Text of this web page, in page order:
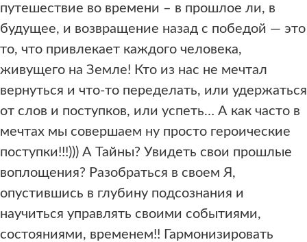
путешествие во времени – в прошлое ли, в
будущее, и возвращение назад с победой — это
то, что привлекает каждого человека,
живущего на Земле! Кто из нас не мечтал
вернуться и что-то переделать, или удержаться
от слов и поступков, или успеть… А как часто в
мечтах мы совершаем ну просто героические
поступки!!!))) А Тайны? Увидеть свои прошлые
воплощения? Разобраться в своем Я,
опустившись в глубину подсознания и
научиться управлять своими событиями,
состояниями, временем!! Гармонизировать